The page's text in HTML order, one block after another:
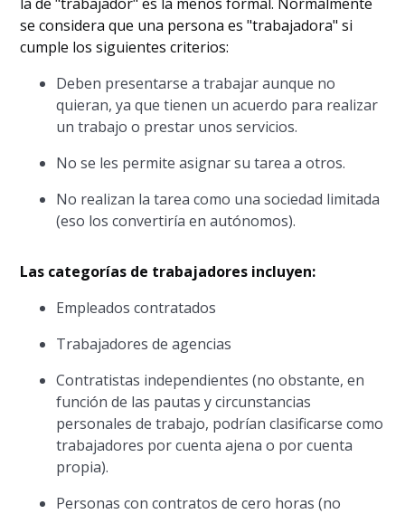
se considera que una persona es "trabajadora" si
cumple los siguientes criterios:
Deben presentarse a trabajar aunque no
quieran, ya que tienen un acuerdo para realizar
un trabajo o prestar unos servicios.
No se les permite asignar su tarea a otros.
No realizan la tarea como una sociedad limitada
(eso los convertiría en autónomos).
Las categorías de trabajadores incluyen:
Empleados contratados
Trabajadores de agencias
Contratistas independientes (no obstante, en
función de las pautas y circunstancias
personales de trabajo, podrían clasificarse como
trabajadores por cuenta ajena o por cuenta
propia).
Personas con contratos de cero horas (no